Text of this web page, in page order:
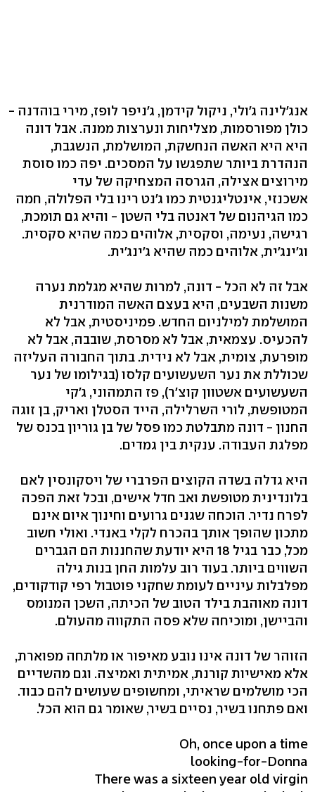
אנג'לינה ג'ולי, ניקול קידמן, ג'ניפר לופז, מירי בוהדנה -
כולן מפורסמות, מצליחות ונערצות ממנה. אבל דונה
היא היא האשה הנחשקת, המושלמת, הנשגבת,
הנהדרת ביותר שתפגשו על המסכים. יפה כמו סוסת
מירוצים אצילה, הגרסה המצחיקה של עדי
אשכנזי, אינטליגנטית כמו ג'נט רינו בלי הפלולה, חמה
כמו הגיהנום של דאנטה בלי השטן - והיא גם תומכת,
רגישה, נעימה, וסקסית, אלוהים כמה שהיא סקסית.
וג'ינג'ית, אלוהים כמה שהיא ג'ינג'ית.
אבל זה לא הכל - דונה, למרות שהיא מגלמת נערה
משנות השבעים, היא בעצם האשה המודרנית
המושלמת למילניום החדש. פמיניסטית, אבל לא
להכעיס. עצמאית, אבל לא מסרסת, שובבה, אבל לא
מופרעת, צומית, אבל לא נידית. בתוך החבורה העליזה
שכוללת את נער השעשועים קלסו (בגילומו של נער
השעשועים אשטוון קוצ'ר), פז התמהוני, ג'קי
המטופשת, לורי השרלילה, הייד הסטלן ואריק, בן זוגה
החנון - דונה מתבלטת כמו פסל של בן גוריון בכנס של
מפלגת העבודה. ענקית בין גמדים.
היא גדלה בשדה הקוצים הפרברי של ויסקונסין לאם
בלונדינית מטופשת ואב חדל אישים, ובכל זאת הפכה
לפרח נדיר. הוכחה שגנים גרועים וחינוך איום אינם
מתכון שהופך אותך בהכרח לקלי באנדי. ואולי חשוב
מכל, כבר בגיל 18 היא יודעת שהחננות הם הגברים
השווים ביותר. בעוד רוב עלמות החן בנות גילה
מפלבלות עיניים לעומת שחקני פוטבול רפי קודקודים,
דונה מאוהבת בילד הטוב של הכיתה, השכן המנומס
והביישן, ומוכיחה שלא פסה התקווה מהעולם.
הזוהר של דונה אינו נובע מאיפור או מלתחה מפוארת,
אלא מאישיות קורנת, אמיתית ואמיצה. וגם מהשדיים
הכי מושלמים שראיתי, ומחשופים שעושים להם כבוד.
ואם פתחנו בשיר, נסיים בשיר, שאומר גם הוא הכל.
Oh, once upon a time
looking-for-Donna
There was a sixteen year old virgin